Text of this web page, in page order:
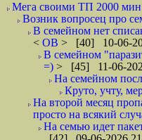
Мега своими ТП 2000 мин
Возник вопросец про
В семейном нет
< ОВ > [40] 10-06-
В семейном
=) > [45] 11-06-
На семейном
Круто, учту,
На второй месяц
просто на всякий
На семью идет